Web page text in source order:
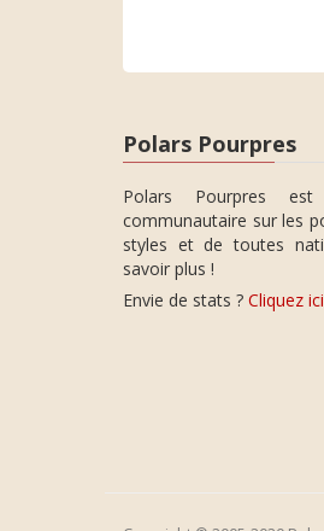
Polars Pourpres
Polars Pourpres
communautaire sur les
styles et de toutes
savoir plus !
Envie de stats ? Cliquez ici